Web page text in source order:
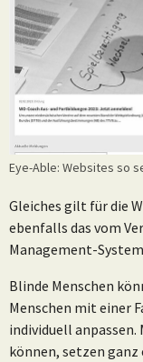
Eye-Able: Websites so
Gleiches gilt für die
ebenfalls das vom
Management-
Blinde Menschen
Menschen mit einer
individuell anpassen.
können, setzen ganz